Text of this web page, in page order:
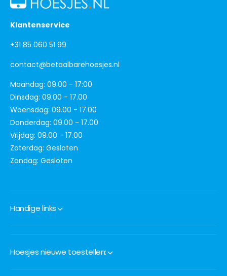
Klantenservice
+31 85 060 51 99
contact@betaalbarehoesjes.nl
Maandag: 09.00 - 17:00
Dinsdag: 09.00 - 17.00
Woensdag: 09.00 - 17.00
Donderdag: 09.00 - 17.00
Vrijdag: 09.00 - 17.00
Zaterdag: Gesloten
Zondag: Gesloten
Handige links
Hoesjes nieuwe toestellen: